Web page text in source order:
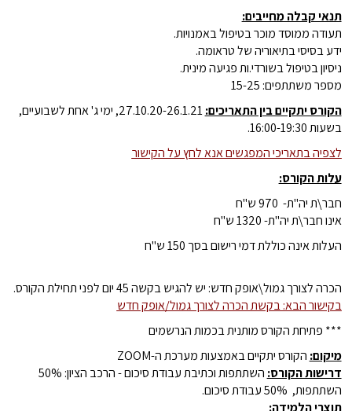
תנאי קבלה מחייבים:
תעודה ממוסד מוכר בטיפול באמנויות.
ידע בסיסי בתיאוריה של טראומה.
ניסיון בטיפול בשורדי.ות פגיעה מינית.
מספר משתתפים: 15-25
הקורס יתקיים בין התאריכים:
27.10.20-26.1.21, ימי ג' אחת לשבועיים,
בשעות 16:00-19:30.
לצפיה בתאריכי המפגשים אנא לחץ על הקישור
עלות הקורס:
חבר\ת יה"ת- 970 ש"ח
אינו חבר\ת יה"ת- 1320 ש"ח
העלות אינה כוללת דמי רישום בסך 150 ש"ח
הכרה לצורך גמול\אופק חדש: יש להגיש בקשה 45 יום לפני תחילת הקורס.
בקישור הבא: בקשת הכרה לצורך גמול/אופק חדש
*** פתיחת הקורס מותנית בכמות הנרשמים
מיקום: הקורס יתקיים באמצעות מערכת ה-ZOOM
דרישות הקורס:
השתתפות וכתיבת עבודת סיכום - הרכב הציון: 50%
השתתפות, 50% עבודת סיכום.
תוצרי הלמידה: